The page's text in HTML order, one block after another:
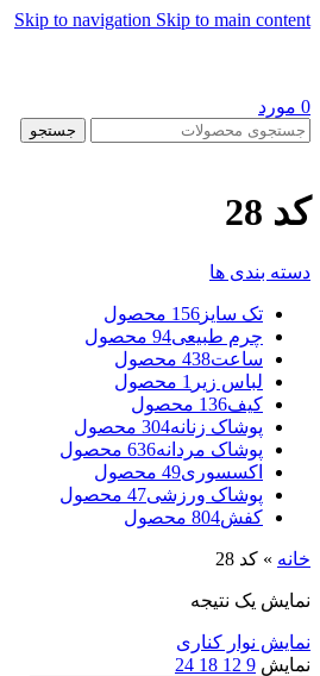
Skip to navigation Skip to main content
0 مورد
جستجو
کد 28
دسته بندی ها
تک سایز 156 محصول
چرم طبیعی94 محصول
ساعت438 محصول
لباس زیر 1 محصول
کیف136 محصول
پوشاک زنانه304 محصول
پوشاک مردانه636 محصول
اکسسوری49 محصول
پوشاک ورزشی47 محصول
کفش804 محصول
خانه » کد 28
نمایش یک نتیجه
نمایش نوار کناری
نمایش 9
12
18
24